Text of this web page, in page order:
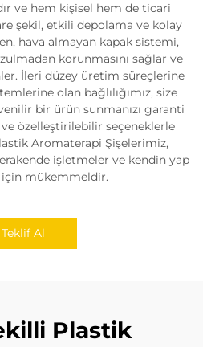
ve hem kişisel hem de ticari
şekil, etkili depolama ve kolay
hava almayan kapak sistemi,
korunmasını sağlar ve
İleri düzey üretim süreçlerine
olan bağlılığımız, size
bir ürün sunmanızı garanti
özelleştirilebilir seçeneklerle
Aromaterapi Şişelerimiz,
işletmeler ve kendin yap
için mükemmeldir.
Teklif Al
Plastik